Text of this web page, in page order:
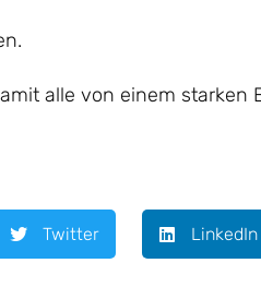
alle von einem starken
Twitter LinkedIn